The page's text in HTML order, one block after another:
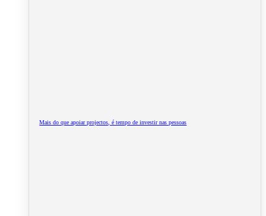
Mais do que apoiar projectos, é tempo de investir nas pessoas